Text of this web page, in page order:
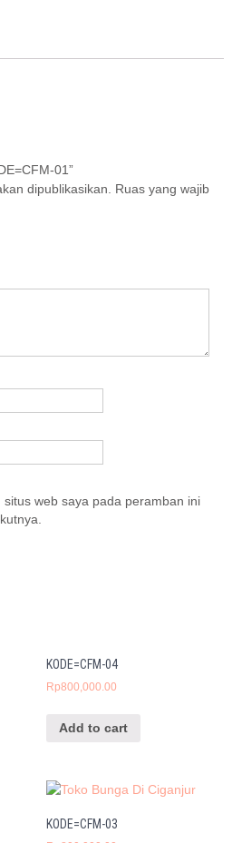
01”
dipublikasikan. Ruas yang wajib
web saya pada peramban ini
KODE=CFM-04
Rp800,000.00
Add to cart
KODE=CFM-03